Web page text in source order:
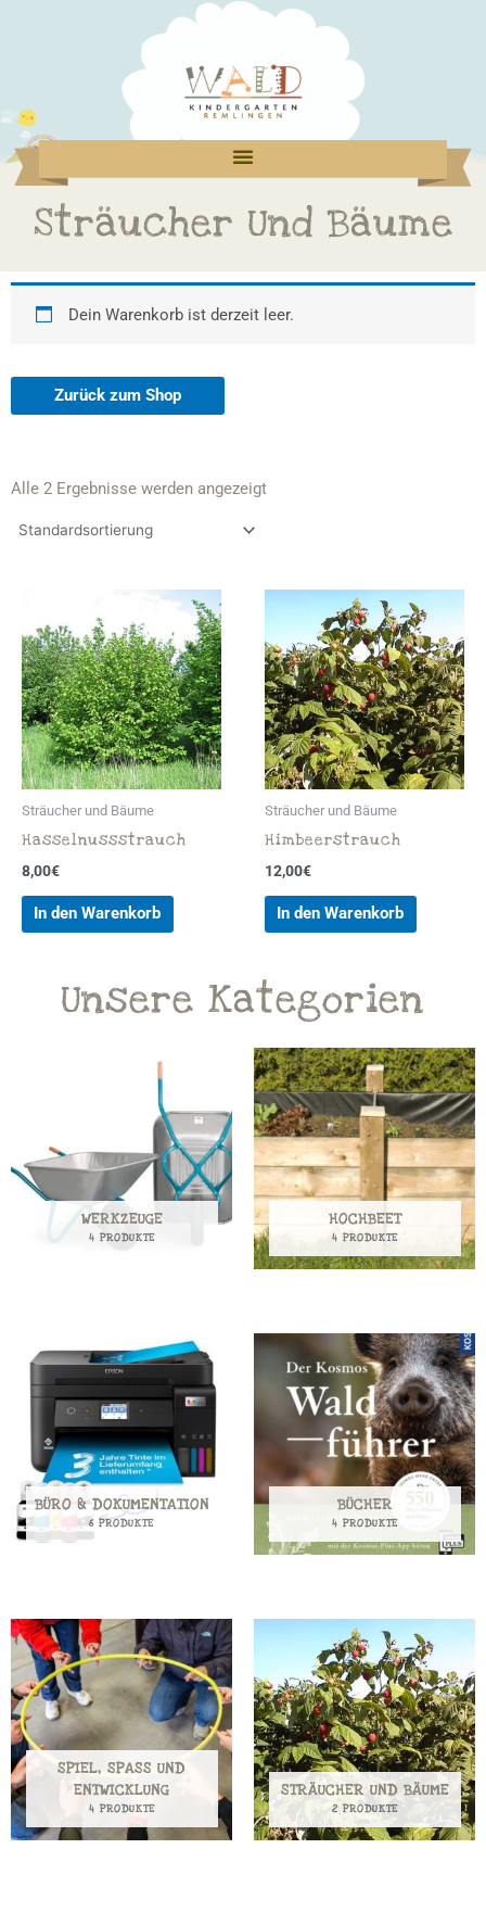
Sträucher Und Bäume
Dein Warenkorb ist derzeit leer.
Zurück zum Shop
Alle 2 Ergebnisse werden angezeigt
Sträucher und Bäume
Hasselnussstrauch
8,00€
In den Warenkorb
Sträucher und Bäume
Himbeerstrauch
12,00€
In den Warenkorb
Unsere Kategorien
WERKZEUGE
4 PRODUKTE
HOCHBEET
4 PRODUKTE
BÜRO & DOKUMENTATION
6 PRODUKTE
BÜCHER
4 PRODUKTE
SPIEL, SPASS UND E
NTWICKLUNG
4 PRODUKTE
STRÄUCHER UND BÄUME
2 PRODUKTE